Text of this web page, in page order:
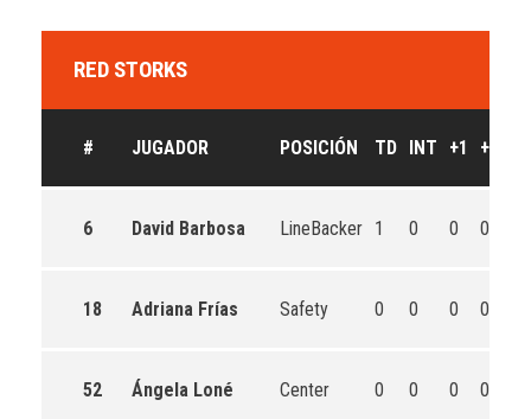
RED STORKS
# JUGADOR POSICIÓN TD INT +1 +2
6 David Barbosa LineBacker 1 0 0 0
18 Adriana Frías Safety 0 0 0 0
52 Ángela Loné Center 0 0 0 0